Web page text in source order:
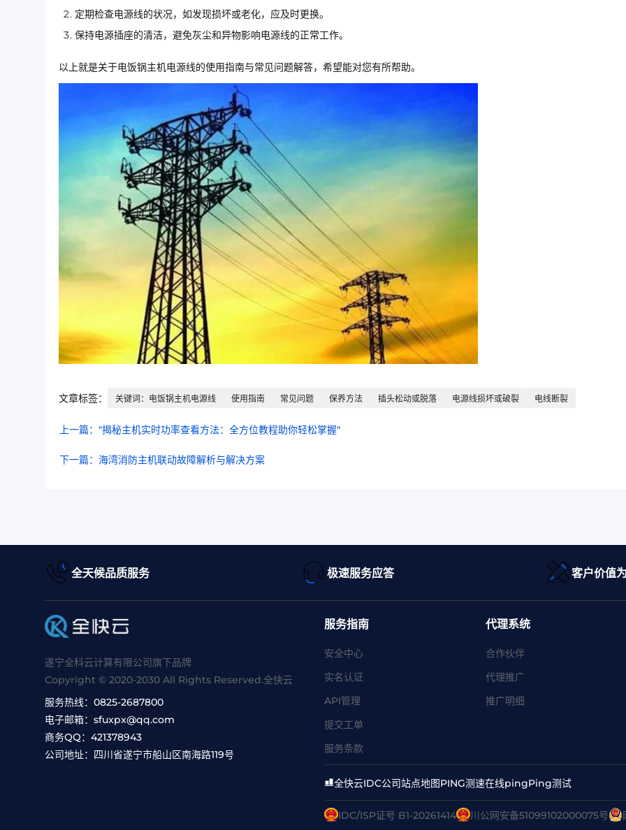
定期检查电源线的状况，如发现损坏或老化，应及时更换。
保持电源插座的清洁，避免灰尘和异物影响电源线的正常工作。
以上就是关于电饭锅主机电源线的使用指南与常见问题解答，希望能对您有所帮助。
文章标签： 关键词：电饭锅主机电源线 使用指南 常见问题 保养方法 插头松动或脱落 电源线损坏或破裂 电线断裂
上一篇："揭秘主机实时功率查看方法：全方位教程助你轻松掌握"
下一篇：海湾消防主机联动故障解析与解决方案
全天候品质服务 极速服务应答 客户价值
遂宁全科云计算有限公司旗下品牌
Copyright © 2020-2030 All Rights Reserved.全快云
服务热线： 0825-2687800
电子邮箱： sfuxpx@qq.com
商务QQ： 421378943
公司地址： 四川省遂宁市船山区南海路119号
服务指南
安全中心
实名认证
API管理
提交工单
服务条款
代理系统
合作伙伴
代理推广
推广明细
全快云IDC公司站点地图PING测速在线pingPing测试
IDC/ISP证号 B1-20261414 川公网安备51099102000075号